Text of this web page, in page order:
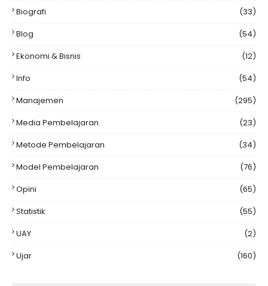
Biografi
(33)
Blog
(54)
Ekonomi & Bisnis
(12)
Info
(54)
Manajemen
(295)
Media Pembelajaran
(23)
Metode Pembelajaran
(34)
Model Pembelajaran
(76)
Opini
(65)
Statistik
(55)
UAY
(2)
Ujar
(160)